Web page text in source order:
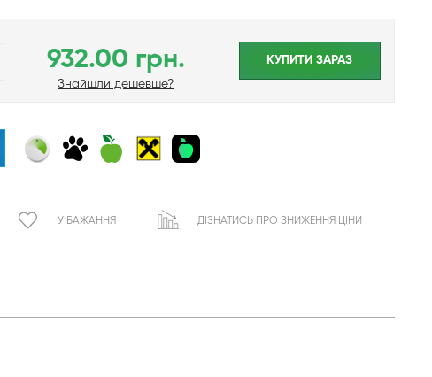
932.00 грн.
Знайшли дешевше?
КУПИТИ ЗАРАЗ
У БАЖАННЯ ДІЗНАТИСЬ ПРО ЗНИЖЕННЯ ЦІНИ